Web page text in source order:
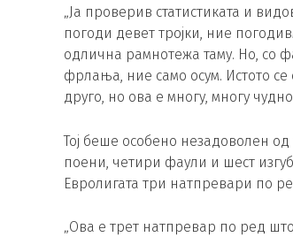
„Ја проверив статистиката и
погоди девет тројки, ние
одлична рамнотежа таму. Но, со
фрлања, ние само осум. Истото
друго, но ова е многу, многу
Тој беше особено незадоволен
поени, четири фаули и шест
Евролигата три натпревари по
„Ова е трет натпревар по ред